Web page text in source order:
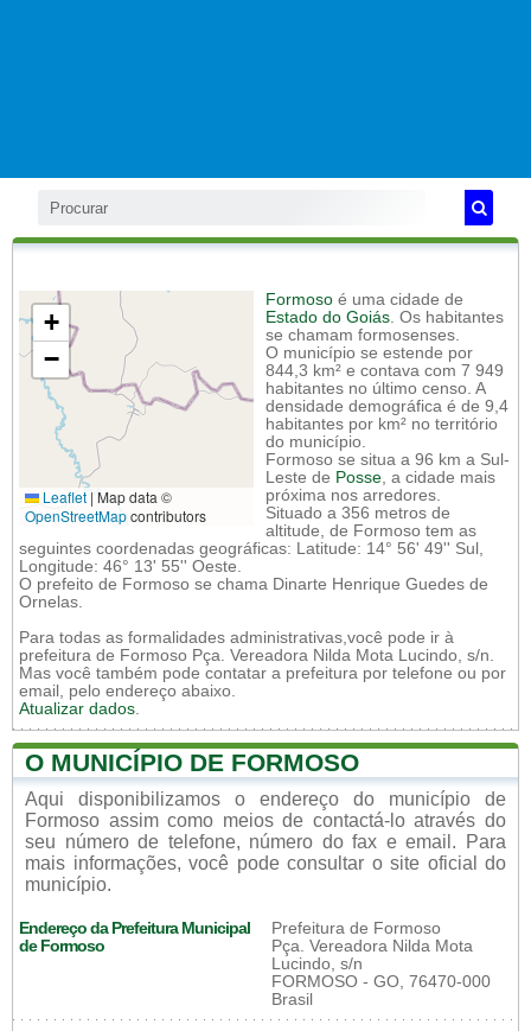
+
−
Leaflet | Map data ©
OpenStreetMapcontributors
Formoso é uma cidade de
Estado do Goiás. Os habitantes
se chamam formosenses.
O município se estende por
844,3 km² e contava com 7 949
habitantes no último censo. A
densidade demográfica é de 9,4
habitantes por km² no território
do município.
Formoso se situa a 96 km a Sul-
Leste de Posse, a cidade mais
próxima nos arredores.
Situado a 356 metros de
altitude, de Formoso tem as
seguintes coordenadas geográficas: Latitude: 14° 56' 49'' Sul,
Longitude: 46° 13' 55'' Oeste.
O prefeito de Formoso se chama Dinarte Henrique Guedes de
Ornelas.
Para todas as formalidades administrativas,você pode ir à
prefeitura de Formoso Pça. Vereadora Nilda Mota Lucindo, s/n.
Mas você também pode contatar a prefeitura por telefone ou por
email, pelo endereço abaixo.
Atualizar dados.
O MUNICÍPIO DE FORMOSO
Aqui disponibilizamos o endereço do município de
Formoso assim como meios de contactá-lo através do
seu número de telefone, número do fax e email. Para
mais informações, você pode consultar o site oficial do
município.
Endereço da Prefeitura Municipal
de Formoso
Prefeitura de Formoso
Pça. Vereadora Nilda Mota
Lucindo, s/n
FORMOSO - GO, 76470-000
Brasil